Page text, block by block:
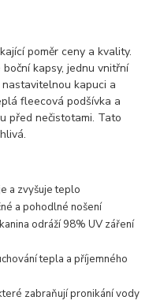
poměr ceny a kvality.
kapsy, jednu vnitřní
kapuci a
fleecová podšívka a
před nečistotami. Tato
a zvyšuje teplo
a pohodlné nošení
odráží 98% UV záření
tepla a příjemného
zabraňují pronikání vody